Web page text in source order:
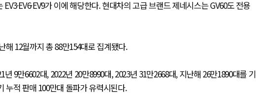
가 이에 해당한다. 현대차의 고급 브랜드 제네시스는 GV60도 전용
12월까지 총 88만154대로 집계됐다.
9만6602대, 2022년 20만8990대, 2023년 31만2668대, 지난해 26만1890대를 기
누적 판매 100만대 돌파가 유력시된다.